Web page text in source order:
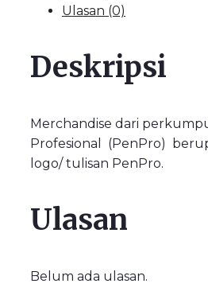
Ulasan (0)
Deskripsi
Merchandise dari
Profesional (PenPro)
logo/ tulisan PenPro.
Ulasan
Belum ada ulasan.